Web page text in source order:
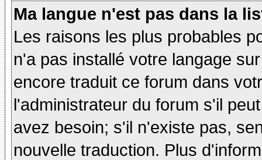
Ma langue n'est pas dans la
Les raisons les plus probables
n'a pas installé votre langage
encore traduit ce forum dans
l'administrateur du forum s'il
avez besoin; s'il n'existe pas,
nouvelle traduction. Plus